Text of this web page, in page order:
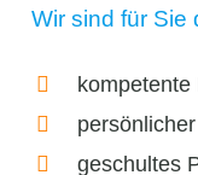
Wir sind für Sie
kompetente
geschultes